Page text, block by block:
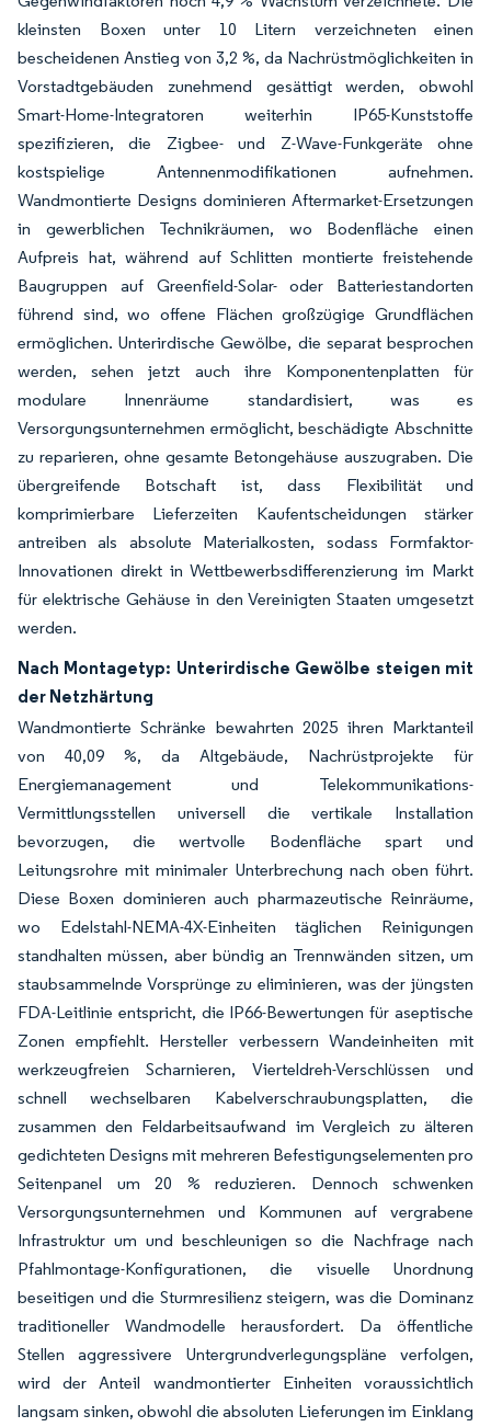
kleinsten Boxen unter 10 Litern verzeichneten einen
bescheidenen Anstieg von 3,2 %, da Nachrüstmöglichkeiten in
Vorstadtgebäuden zunehmend gesättigt werden, obwohl
Smart-Home-Integratoren weiterhin IP65-Kunststoffe
spezifizieren, die Zigbee- und Z-Wave-Funkgeräte ohne
kostspielige Antennenmodifikationen aufnehmen.
Wandmontierte Designs dominieren Aftermarket-Ersetzungen
in gewerblichen Technikräumen, wo Bodenfläche einen
Aufpreis hat, während auf Schlitten montierte freistehende
Baugruppen auf Greenfield-Solar- oder Batteriestandorten
führend sind, wo offene Flächen großzügige Grundflächen
ermöglichen. Unterirdische Gewölbe, die separat besprochen
werden, sehen jetzt auch ihre Komponentenplatten für
modulare Innenräume standardisiert, was es
Versorgungsunternehmen ermöglicht, beschädigte Abschnitte
zu reparieren, ohne gesamte Betongehäuse auszugraben. Die
übergreifende Botschaft ist, dass Flexibilität und
komprimierbare Lieferzeiten Kaufentscheidungen stärker
antreiben als absolute Materialkosten, sodass Formfaktor-
Innovationen direkt in Wettbewerbsdifferenzierung im Markt
für elektrische Gehäuse in den Vereinigten Staaten umgesetzt
werden.
Nach Montagetyp: Unterirdische Gewölbe steigen mit
der Netzhärtung
Wandmontierte Schränke bewahrten 2025 ihren Marktanteil
von 40,09 %, da Altgebäude, Nachrüstprojekte für
Energiemanagement und Telekommunikations-
Vermittlungsstellen universell die vertikale Installation
bevorzugen, die wertvolle Bodenfläche spart und
Leitungsrohre mit minimaler Unterbrechung nach oben führt.
Diese Boxen dominieren auch pharmazeutische Reinräume,
wo Edelstahl-NEMA-4X-Einheiten täglichen Reinigungen
standhalten müssen, aber bündig an Trennwänden sitzen, um
staubsammelnde Vorsprünge zu eliminieren, was der jüngsten
FDA-Leitlinie entspricht, die IP66-Bewertungen für aseptische
Zonen empfiehlt. Hersteller verbessern Wandeinheiten mit
werkzeugfreien Scharnieren, Vierteldreh-Verschlüssen und
schnell wechselbaren Kabelverschraubungsplatten, die
zusammen den Feldarbeitsaufwand im Vergleich zu älteren
gedichteten Designs mit mehreren Befestigungselementen pro
Seitenpanel um 20 % reduzieren. Dennoch schwenken
Versorgungsunternehmen und Kommunen auf vergrabene
Infrastruktur um und beschleunigen so die Nachfrage nach
Pfahlmontage-Konfigurationen, die visuelle Unordnung
beseitigen und die Sturmresilienz steigern, was die Dominanz
traditioneller Wandmodelle herausfordert. Da öffentliche
Stellen aggressivere Untergrundverlegungspläne verfolgen,
wird der Anteil wandmontierter Einheiten voraussichtlich
langsam sinken, obwohl die absoluten Lieferungen im Einklang